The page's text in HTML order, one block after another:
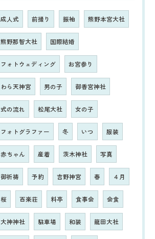
成人式 前撮り 振袖 熊野本宮大社
熊野那智大社 国際結婚
フォトウェディング お宮参り
わら天神宮 男の子 御香宮神社
式の流れ 松尾大社 女の子
フォトグラファー 冬 いつ 服装
赤ちゃん 産着 茨木神社 写真
御祈祷 予約 吉野神宮 春 ４月
桜 百楽荘 料亭 食事会 会食
大神神社 駐車場 和装 龍田大社